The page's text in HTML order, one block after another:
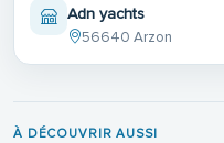
Adn yachts
56640 Arzon
À DÉCOUVRIR AUSSI